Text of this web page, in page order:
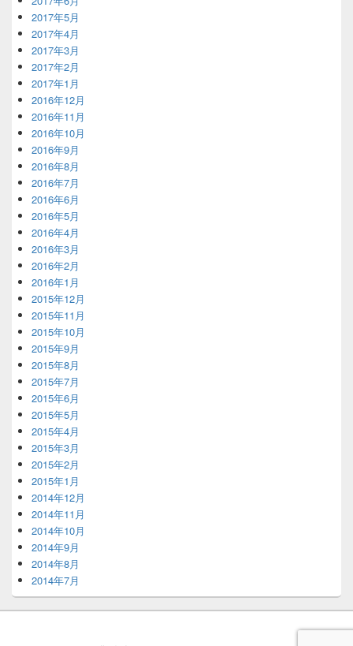
2017年5月
2017年4月
2017年3月
2017年2月
2017年1月
2016年12月
2016年11月
2016年10月
2016年9月
2016年8月
2016年7月
2016年6月
2016年5月
2016年4月
2016年3月
2016年2月
2016年1月
2015年12月
2015年11月
2015年10月
2015年9月
2015年8月
2015年7月
2015年6月
2015年5月
2015年4月
2015年3月
2015年2月
2015年1月
2014年12月
2014年11月
2014年10月
2014年9月
2014年8月
2014年7月